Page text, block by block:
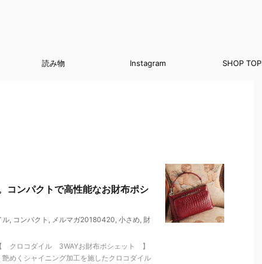
読み物 Instagram SHOP TOP
コンパクトで高性能なお財布ポシ
ル, コンパクト , メルマガ20180420, 小さめ, 財
クロコダイル 3WAYお財布ポシェット 】
めくシャイニング加工を施したクロコダイル